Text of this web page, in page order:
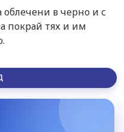
в черно и с
покрай тях и им